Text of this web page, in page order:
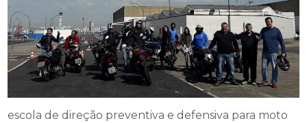
escola de direção preventiva e defensiva para moto